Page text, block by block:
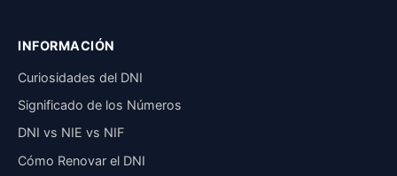
INFORMACIÓN
Curiosidades del DNI
Significado de los Números
DNI vs NIE vs NIF
Cómo Renovar el DNI